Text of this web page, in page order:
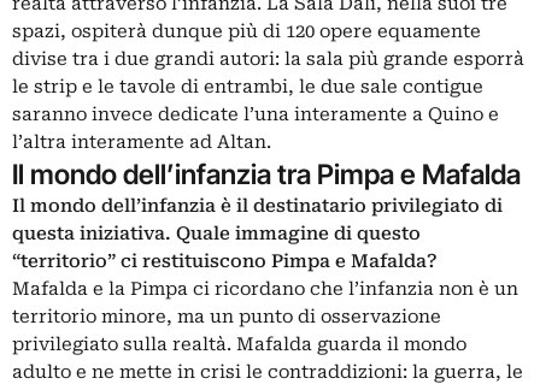
spazi, ospiterà dunque più di 120 opere equamente
divise tra i due grandi autori: la sala più grande esporrà
le strip e le tavole di entrambi, le due sale contigue
saranno invece dedicate l’una interamente a Quino e
l’altra interamente ad Altan.
Il mondo dell’infanzia tra Pimpa e Mafalda
Il mondo dell’infanzia è il destinatario privilegiato di
questa iniziativa. Quale immagine di questo
“territorio” ci restituiscono Pimpa e Mafalda?
Mafalda e la Pimpa ci ricordano che l’infanzia non è un
territorio minore, ma un punto di osservazione
privilegiato sulla realtà. Mafalda guarda il mondo
adulto e ne mette in crisi le contraddizioni: la guerra, le